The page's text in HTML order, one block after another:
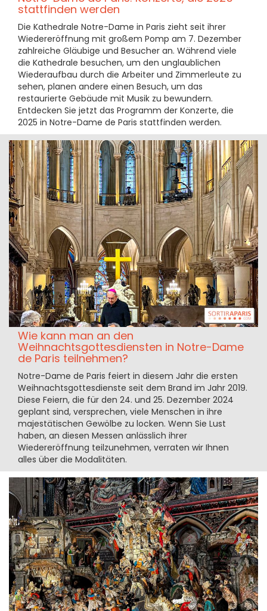
stattfinden werden
Die Kathedrale Notre-Dame in Paris zieht seit ihrer
Wiedereröffnung mit großem Pomp am 7. Dezember
zahlreiche Gläubige und Besucher an. Während viele
die Kathedrale besuchen, um den unglaublichen
Wiederaufbau durch die Arbeiter und Zimmerleute zu
sehen, planen andere einen Besuch, um das
restaurierte Gebäude mit Musik zu bewundern.
Entdecken Sie jetzt das Programm der Konzerte, die
2025 in Notre-Dame de Paris stattfinden werden.
Wie kann man an den
Weihnachtsgottesdiensten in Notre-Dame
de Paris teilnehmen?
Notre-Dame de Paris feiert in diesem Jahr die ersten
Weihnachtsgottesdienste seit dem Brand im Jahr 2019.
Diese Feiern, die für den 24. und 25. Dezember 2024
geplant sind, versprechen, viele Menschen in ihre
majestätischen Gewölbe zu locken. Wenn Sie Lust
haben, an diesen Messen anlässlich ihrer
Wiedereröffnung teilzunehmen, verraten wir Ihnen
alles über die Modalitäten.